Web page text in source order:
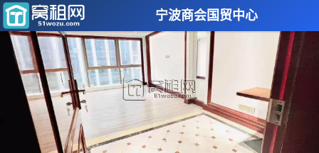
宁波商会国贸中心